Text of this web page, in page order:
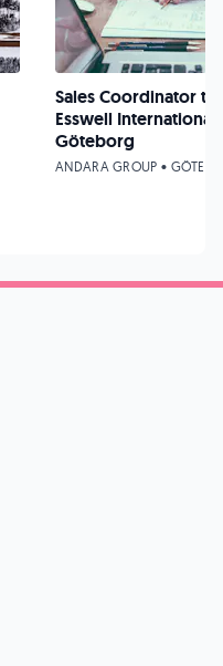
Sales Coordinator till
Esswell International
Göteborg
ANDARA GROUP •